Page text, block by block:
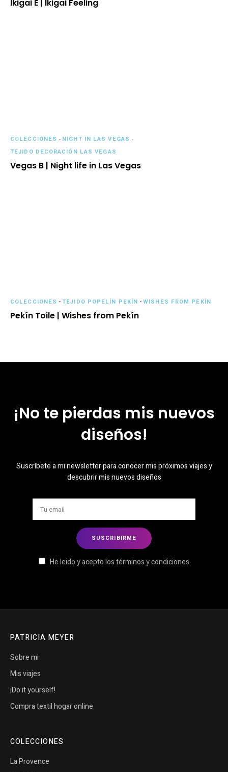
Ikigai E | Ikigai Feeling
COLECCIONES - NIGHT IN LAS VEGAS -
TEJIDO DECORACIÓN LAS VEGAS
Vegas B | Night life in Las Vegas
COLECCIONES -TEJIDO POPELÍN PEKÍN -WISHES FROM PEKÍN
Pekín Toile | Wishes from Pekín
¡No te pierdas mis nuevos
diseños!
Suscríbete a mi newsletter para conocer mis próximos viajes y
descubrir mis nuevos diseños
He leido y acepto los términos y condiciones
PATRICIA MEYER
Sobre mi
Mis viajes
¡Do it yourself!
Compra textil hogar online
COLECCIONES
La Provence